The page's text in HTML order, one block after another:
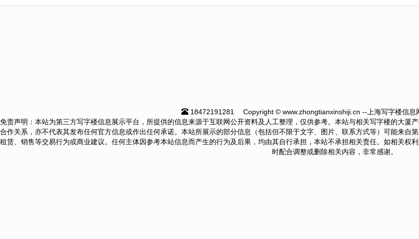
18472191281
Copyright © www.zhongtianxinshiji.cn --上海写字楼信息
免责声明：本站为第三方写字楼信息展示平台，所提供的信息来源于互联网公开资料及人工整理，仅供参考。本站与相关写字楼的大厦
合作关系，亦不代表其发布任何官方信息或作出任何承诺。本站所展示的部分信息（包括但不限于文字、图片、联系方式等）可能来自
租赁、销售等交易行为或商业建议。任何主体因参考本站信息而产生的行为及后果，均由其自行承担，本站不承担相关责任。如相关权
时配合调整或删除相关内容，非常感谢。